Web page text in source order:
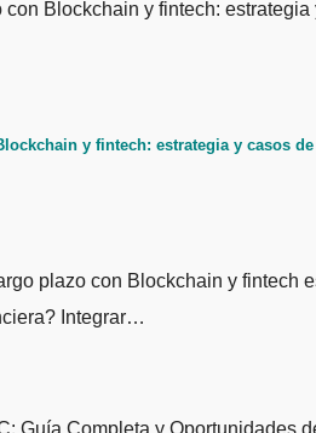
y fintech: estrategia y casos de
plazo con Blockchain y fintech
Integrar…